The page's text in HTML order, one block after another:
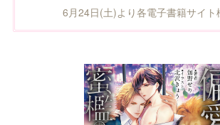
6月24日(土)より各電子書籍サイト